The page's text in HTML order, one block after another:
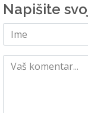
Napišite